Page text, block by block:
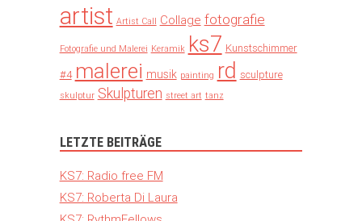
artist Artist Call Collage fotografie
Fotografie und Malerei Keramik ks7 Kunstschimmer
#4 malerei musik painting rd sculpture
skulptur Skulpturen street art tanz
LETZTE BEITRÄGE
KS7: Radio free FM
KS7: Roberta Di Laura